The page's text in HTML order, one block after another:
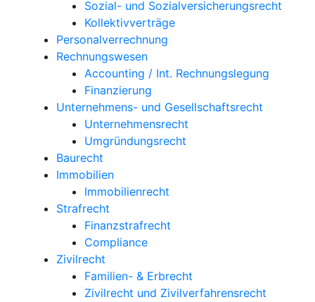
Sozial- und Sozialversicherungsrecht
Kollektivverträge
Personalverrechnung
Rechnungswesen
Accounting / Int. Rechnungslegung
Finanzierung
Unternehmens- und Gesellschaftsrecht
Unternehmensrecht
Umgründungsrecht
Baurecht
Immobilien
Immobilienrecht
Strafrecht
Finanzstrafrecht
Compliance
Zivilrecht
Familien- & Erbrecht
Zivilrecht und Zivilverfahrensrecht